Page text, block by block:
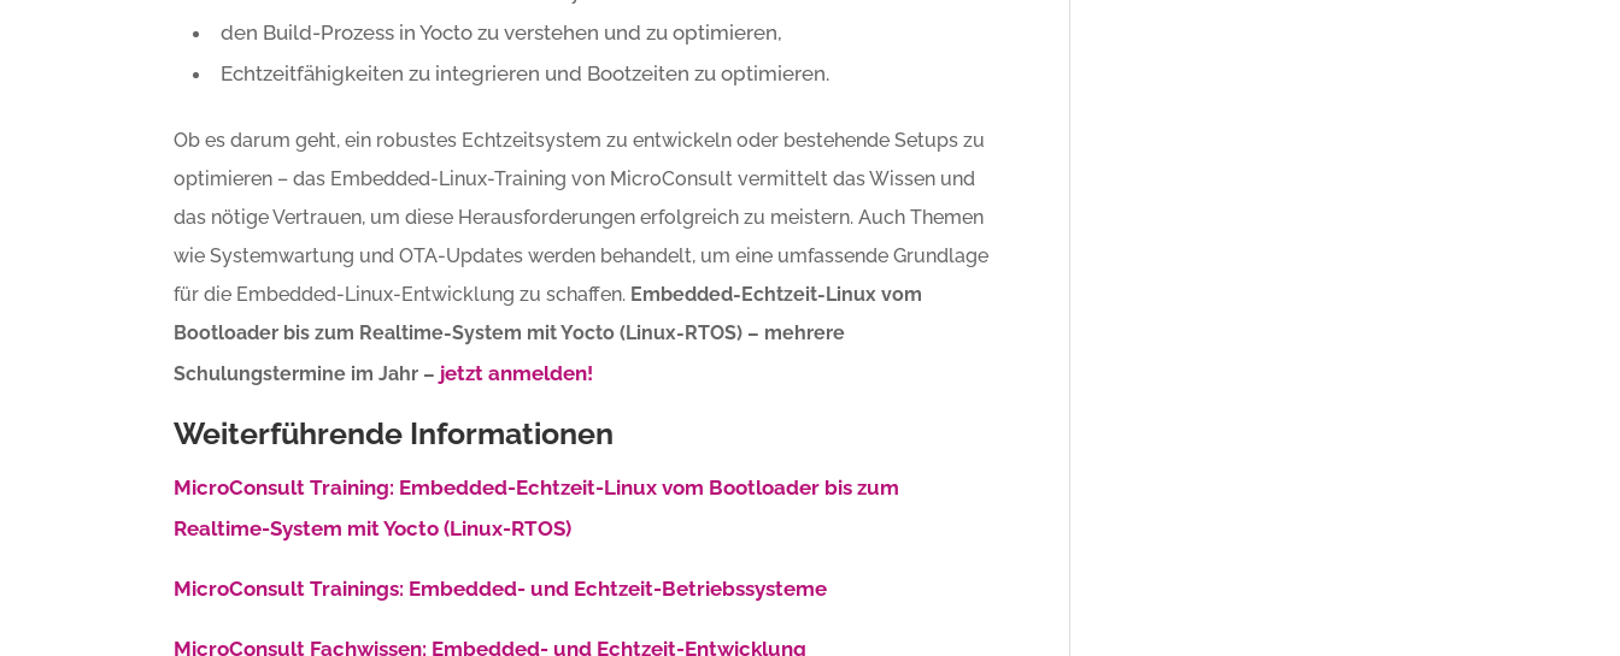
den Build-Prozess in Yocto zu verstehen und zu optimieren,
Echtzeitfähigkeiten zu integrieren und Bootzeiten zu optimieren.
Ob es darum geht, ein robustes Echtzeitsystem zu entwickeln oder bestehende Setups zu
optimieren – das Embedded-Linux-Training von MicroConsult vermittelt das Wissen und
das nötige Vertrauen, um diese Herausforderungen erfolgreich zu meistern. Auch Themen
wie Systemwartung und OTA-Updates werden behandelt, um eine umfassende Grundlage
für die Embedded-Linux-Entwicklung zu schaffen. Embedded-Echtzeit-Linux vom
Bootloader bis zum Realtime-System mit Yocto (Linux-RTOS) – mehrere
Schulungstermine im Jahr – jetzt anmelden!
Weiterführende Informationen
MicroConsult Training: Embedded-Echtzeit-Linux vom Bootloader bis zum
Realtime-System mit Yocto (Linux-RTOS)
MicroConsult Trainings: Embedded- und Echtzeit-Betriebssysteme
MicroConsult Fachwissen: Embedded- und Echtzeit-Entwicklung